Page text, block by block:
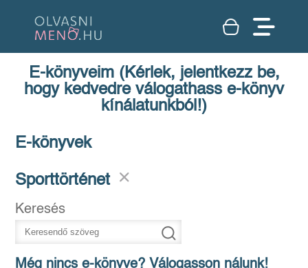
E-könyveim (Kérlek, jelentkezz be,
hogy kedvedre válogathass e-könyv
kínálatunkból!)
E-könyvek
Sporttörténet
Keresés
Még nincs e-könyve? Válogasson nálunk!